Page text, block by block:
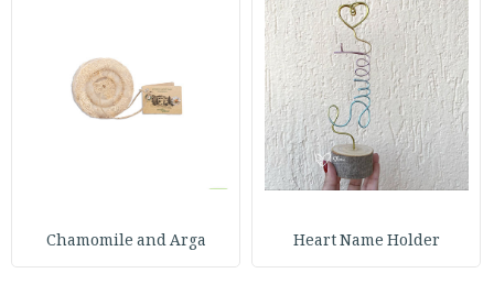
Heart Name Holder
Chamomile and Arga